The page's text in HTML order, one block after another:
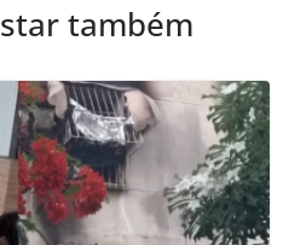
também